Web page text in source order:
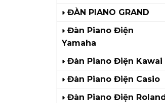
ĐÀN PIANO GRAND
Đàn Piano Điện
Yamaha
Đàn Piano Điện Kawai
Đàn Piano Điện Casio
Đàn Piano Điện Roland